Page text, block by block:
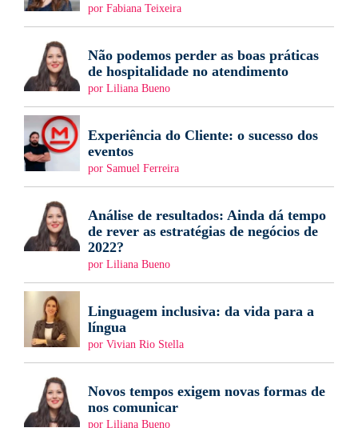
por Fabiana Teixeira
Não podemos perder as boas práticas
de hospitalidade no atendimento
por Liliana Bueno
Experiência do Cliente: o sucesso dos
eventos
por Samuel Ferreira
Análise de resultados: Ainda dá tempo
de rever as estratégias de negócios de
2022?
por Liliana Bueno
Linguagem inclusiva: da vida para a
língua
por Vivian Rio Stella
Novos tempos exigem novas formas de
nos comunicar
por Liliana Bueno